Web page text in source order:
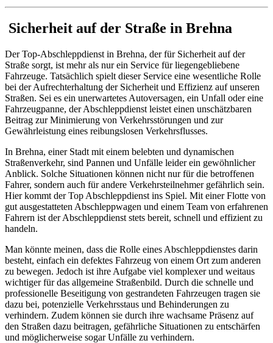
Sicherheit auf der Straße in Brehna
Der Top-Abschleppdienst in Brehna, der für Sicherheit auf der
Straße sorgt, ist mehr als nur ein Service für liegengebliebene
Fahrzeuge. Tatsächlich spielt dieser Service eine wesentliche Rolle
bei der Aufrechterhaltung der Sicherheit und Effizienz auf unseren
Straßen. Sei es ein unerwartetes Autoversagen, ein Unfall oder eine
Fahrzeugpanne, der Abschleppdienst leistet einen unschätzbaren
Beitrag zur Minimierung von Verkehrsstörungen und zur
Gewährleistung eines reibungslosen Verkehrsflusses.
In Brehna, einer Stadt mit einem belebten und dynamischen
Straßenverkehr, sind Pannen und Unfälle leider ein gewöhnlicher
Anblick. Solche Situationen können nicht nur für die betroffenen
Fahrer, sondern auch für andere Verkehrsteilnehmer gefährlich sein.
Hier kommt der Top Abschleppdienst ins Spiel. Mit einer Flotte von
gut ausgestatteten Abschleppwagen und einem Team von erfahrenen
Fahrern ist der Abschleppdienst stets bereit, schnell und effizient zu
handeln.
Man könnte meinen, dass die Rolle eines Abschleppdienstes darin
besteht, einfach ein defektes Fahrzeug von einem Ort zum anderen
zu bewegen. Jedoch ist ihre Aufgabe viel komplexer und weitaus
wichtiger für das allgemeine Straßenbild. Durch die schnelle und
professionelle Beseitigung von gestrandeten Fahrzeugen tragen sie
dazu bei, potenzielle Verkehrsstaus und Behinderungen zu
verhindern. Zudem können sie durch ihre wachsame Präsenz auf
den Straßen dazu beitragen, gefährliche Situationen zu entschärfen
und möglicherweise sogar Unfälle zu verhindern.